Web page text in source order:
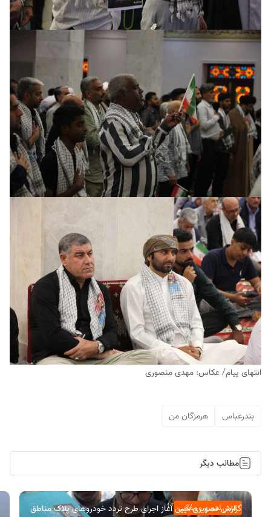
انتهای پیام/ عکاس: مهدی منصوری
بندرعباس هرمزگان من
مطالب دیگر
گزارش تصویری و ویدیویی
گزارش تصویری/آیین آغاز اجرای طرح تردد خودروهای پلاک مناطق